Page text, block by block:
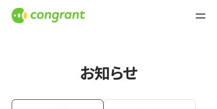
お知らせ